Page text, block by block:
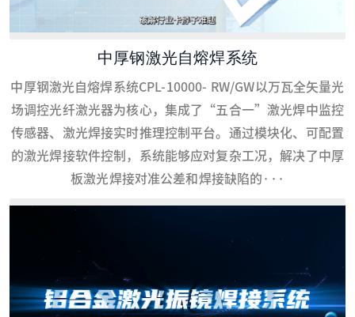
中厚钢激光自熔焊系统
中厚钢激光自熔焊系统CPL-10000- RW/GW以万瓦全矢量光
场调控光纤激光器为核心，集成了“五合一”激光焊中监控
传感器、激光焊接实时推理控制平台。通过模块化、可配置
的激光焊接软件控制，系统能够应对复杂工况，解决了中厚
板激光焊接对准公差和焊接缺陷的···